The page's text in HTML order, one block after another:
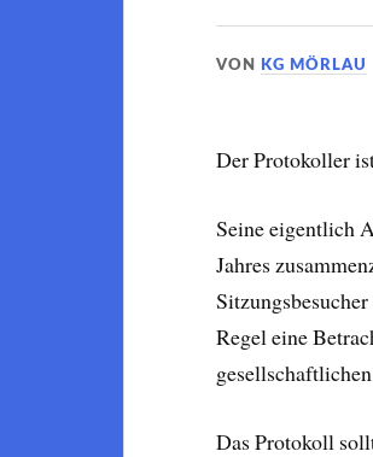
VON KG MÖRLAU
Der Protokoller
Seine eigentlich
Jahres
Regel eine
Das Protokoll